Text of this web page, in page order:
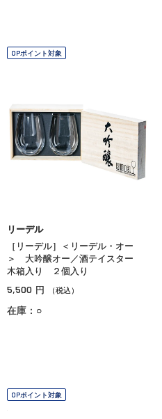
OPポイント対象
リーデル
［リーデル］＜リーデル・オー
＞ 大吟醸オー／酒テイスター
木箱入り ２個入り
5,500 円 （税込）
在庫：○
OPポイント対象